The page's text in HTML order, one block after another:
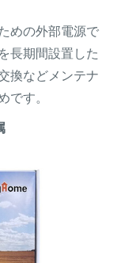
めの外部電源で
長期間設置した
換などメンテナ
です。